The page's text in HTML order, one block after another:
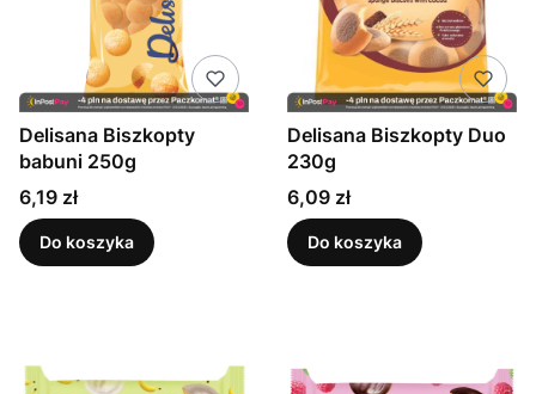
Delisana Biszkopty
babuni 250g
Cena
6,19 zł
Do koszyka
Delisana Biszkopty Duo
230g
Cena
6,09 zł
Do koszyka